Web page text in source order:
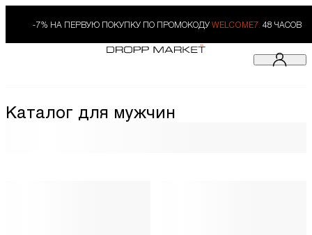
-7% НА ПЕРВУЮ ПОКУПКУ ПО ПРОМОКОДУ WELCOME7. 48 ЧАСОВ
Каталог для мужчин